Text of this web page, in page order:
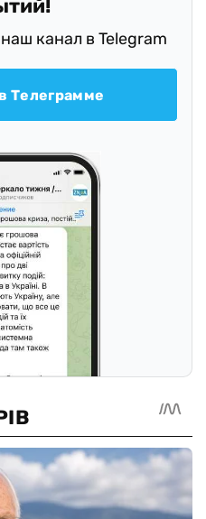
канал в Telegram
Телеграмме